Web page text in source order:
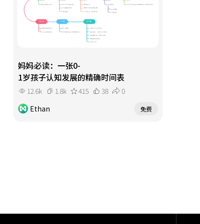
妈妈必读：一张0-
1岁孩子认知发展的精确时间表
12.6k 1.8k 415 38
0
Ethan
免费